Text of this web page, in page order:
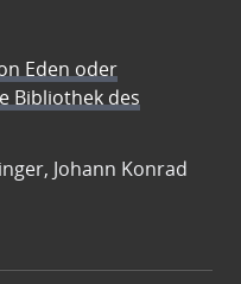
Eden oder
Bibliothek des
Johann Konrad